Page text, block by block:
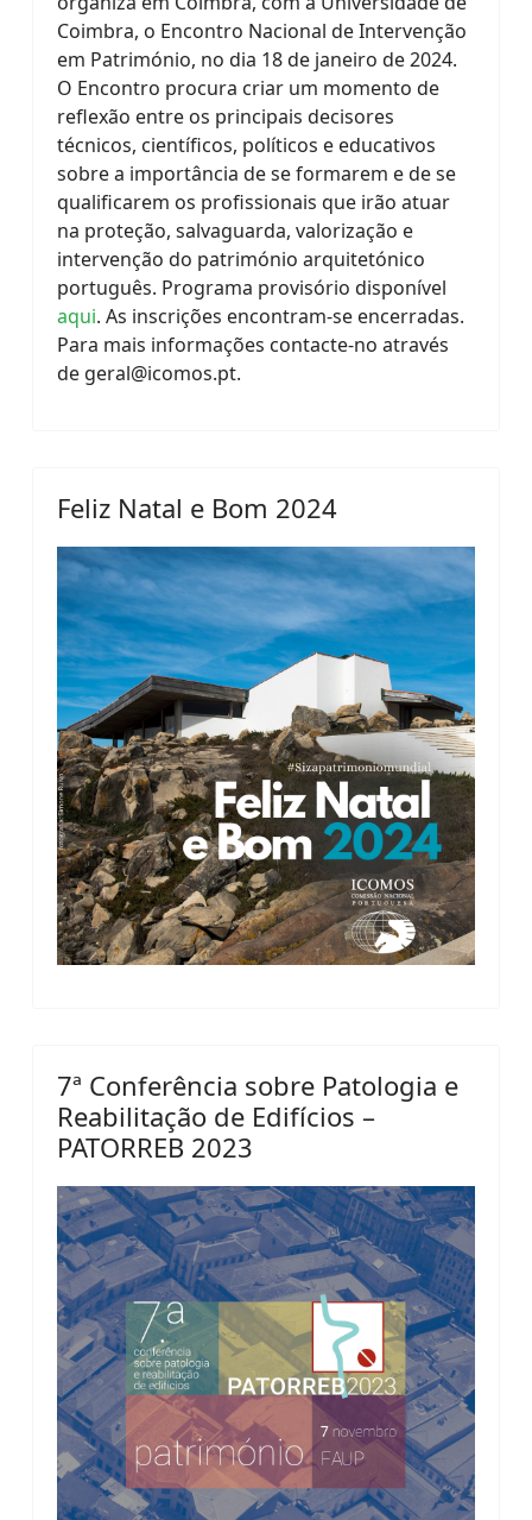
Coimbra, o Encontro Nacional de Intervenção
em Património, no dia 18 de janeiro de 2024.
O Encontro procura criar um momento de
reflexão entre os principais decisores
técnicos, científicos, políticos e educativos
sobre a importância de se formarem e de se
qualificarem os profissionais que irão atuar
na proteção, salvaguarda, valorização e
intervenção do património arquitetónico
português. Programa provisório disponível
aqui. As inscrições encontram-se encerradas.
Para mais informações contacte-no através
de geral@icomos.pt.
Feliz Natal e Bom 2024
7ª Conferência sobre Patologia e
Reabilitação de Edifícios –
PATORREB 2023